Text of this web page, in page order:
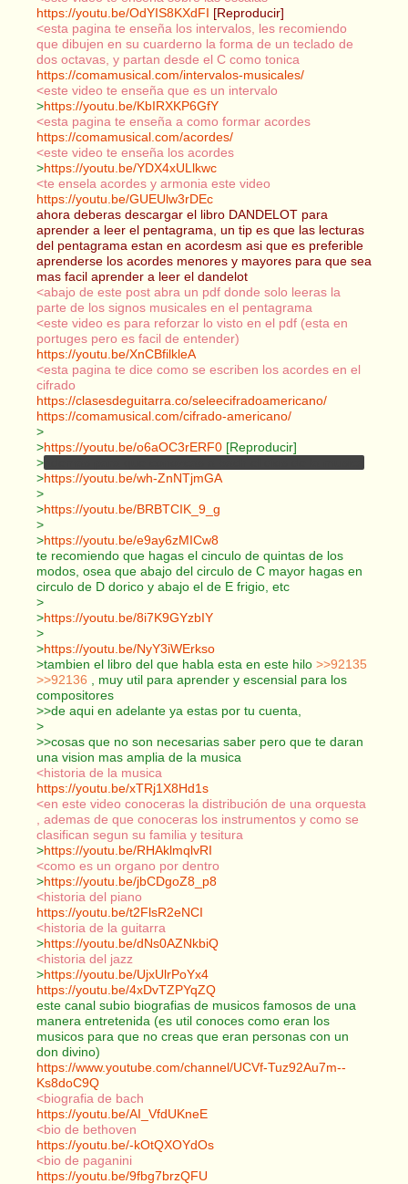
https://youtu.be/OdYIS8KXdFI [Reproducir]
<esta pagina te enseña los intervalos, les recomiendo
que dibujen en su cuarderno la forma de un teclado de
dos octavas, y partan desde el C como tonica
https://comamusical.com/intervalos-musicales/
<este video te enseña que es un intervalo
>https://youtu.be/KbIRXKP6GfY
<esta pagina te enseña a como formar acordes
https://comamusical.com/acordes/
<este video te enseña los acordes
>https://youtu.be/YDX4xULlkwc
<te ensela acordes y armonia este video
https://youtu.be/GUEUlw3rDEc
ahora deberas descargar el libro DANDELOT para
aprender a leer el pentagrama, un tip es que las lecturas
del pentagrama estan en acordesm asi que es preferible
aprenderse los acordes menores y mayores para que sea
mas facil aprender a leer el dandelot
<abajo de este post abra un pdf donde solo leeras la
parte de los signos musicales en el pentagrama
<este video es para reforzar lo visto en el pdf (esta en
portuges pero es facil de entender)
https://youtu.be/XnCBfilkleA
<esta pagina te dice como se escriben los acordes en el
cifrado
https://clasesdeguitarra.co/seleecifradoamericano/
https://comamusical.com/cifrado-americano/
>
>https://youtu.be/o6aOC3rERF0 [Reproducir]
>además para que conozcas a bach el dios de la musica
>https://youtu.be/wh-ZnNTjmGA
>
>https://youtu.be/BRBTCIK_9_g
>
>https://youtu.be/e9ay6zMICw8
te recomiendo que hagas el cinculo de quintas de los
modos, osea que abajo del circulo de C mayor hagas en
circulo de D dorico y abajo el de E frigio, etc
>
>https://youtu.be/8i7K9GYzbIY
>
>https://youtu.be/NyY3iWErkso
>tambien el libro del que habla esta en este hilo >>92135
>>92136 , muy util para aprender y escensial para los
compositores
>>de aqui en adelante ya estas por tu cuenta,
>
>>cosas que no son necesarias saber pero que te daran
una vision mas amplia de la musica
<historia de la musica
https://youtu.be/xTRj1X8Hd1s
<en este video conoceras la distribución de una orquesta
, ademas de que conoceras los instrumentos y como se
clasifican segun su familia y tesitura
>https://youtu.be/RHAklmqlvRI
<como es un organo por dentro
>https://youtu.be/jbCDgoZ8_p8
<historia del piano
https://youtu.be/t2FlsR2eNCI
<historia de la guitarra
>https://youtu.be/dNs0AZNkbiQ
<historia del jazz
>https://youtu.be/UjxUlrPoYx4
https://youtu.be/4xDvTZPYqZQ
este canal subio biografias de musicos famosos de una
manera entretenida (es util conoces como eran los
musicos para que no creas que eran personas con un
don divino)
https://www.youtube.com/channel/UCVf-Tuz92Au7m--
Ks8doC9Q
<biografia de bach
https://youtu.be/AI_VfdUKneE
<bio de bethoven
https://youtu.be/-kOtQXOYdOs
<bio de paganini
https://youtu.be/9fbg7brzQFU